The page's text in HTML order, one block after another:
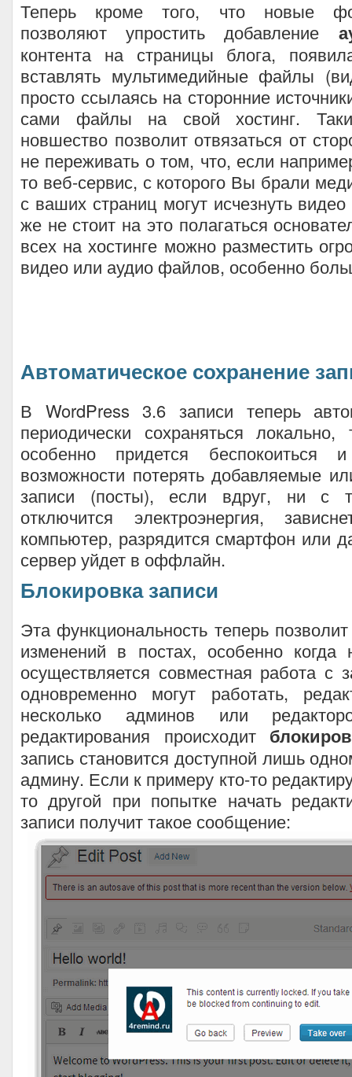
Теперь кроме того, что новые
позволяют упростить добавление
контента на страницы блога,
вставлять мультимедийные файлы
просто ссылаясь на сторонние
сами файлы на свой хостинг.
новшество позволит отвязаться от
не переживать о том, что, если
то веб-сервис, с которого Вы брали
с ваших страниц могут исчезнуть
же не стоит на это полагаться
всех на хостинге можно разместить
видео или аудио файлов, особенно
Автоматическое сохранение
В WordPress 3.6 записи теперь
периодически сохраняться
особенно придется беспокоиться
возможности потерять добавляемые
записи (посты), если вдруг, ни с
отключится электроэнергия,
компьютер, разрядится смартфон или
сервер уйдет в оффлайн.
Блокировка записи
Эта функциональность теперь
изменений в постах, особенно
осуществляется совместная работа с
одновременно могут работать,
несколько админов или
редактирования происходит
запись становится доступной лишь
админу. Если к примеру кто-то
то другой при попытке начать
записи получит такое сообщение: